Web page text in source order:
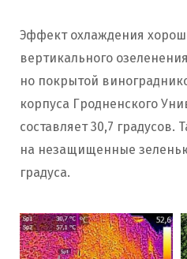
Эффект охлаждения
вертикального
но покрытой
корпуса Гродненского
составляет 30,7 градусов.
на незащищенные
градуса.